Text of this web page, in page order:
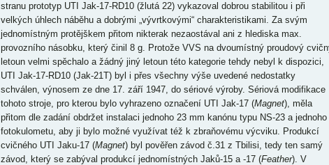
stranu prototyp UTI Jak-17-RD10 (žlutá 22) vykazoval dobrou stabilitou i při
velkých úhlech náběhu a dobrými „vývrtkovými“ charakteristikami. Za svým
jednomístným protějškem přitom nikterak nezaostával ani z hlediska max.
provozního násobku, který činil 8 g. Protože VVS na dvoumístný proudový
letoun velmi spěchalo a žádný jiný letoun této kategorie tehdy nebyl k dispozici,
UTI Jak-17-RD10 (Jak-21T) byl i přes všechny výše uvedené nedostatky
schválen, výnosem ze dne 17. září 1947, do sériové výroby. Sériová modifikace
tohoto stroje, pro kterou bylo vyhrazeno označení UTI Jak-17 (Magnet), měla
přitom dle zadání obdržet instalaci jednoho 23 mm kanónu typu NS-23 a jednoho
fotokulometu, aby ji bylo možné využívat též k zbraňovému výcviku. Produkcí
cvičného UTI Jaku-17 (Magnet) byl pověřen závod č.31 z Tbilisi, tedy ten samý
závod, který se zabýval produkcí jednomístných Jaků-15 a -17 (Feather). V